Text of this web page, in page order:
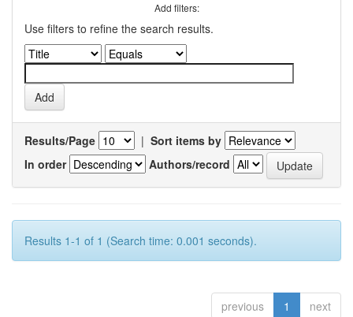
Add filters:
Use filters to refine the search results.
Results/Page | Sort items by
In order
Authors/record
Results 1-1 of 1 (Search time: 0.001 seconds).
previous 1 next